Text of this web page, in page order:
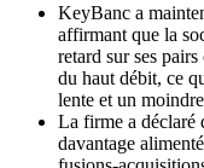
KeyBanc a
affirmant que la
retard sur ses
du haut débit, ce
lente et un
La firme a déclaré
davantage